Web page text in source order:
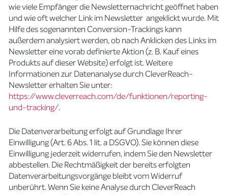
wie viele Empfänger die Newsletternachricht geöffnet haben
und wie oft welcher Link im Newsletter angeklickt wurde. Mit
Hilfe des sogenannten Conversion-Trackings kann
außerdem analysiert werden, ob nach Anklicken des Links im
Newsletter eine vorab definierte Aktion (z. B. Kauf eines
Produkts auf dieser Website) erfolgt ist. Weitere
Informationen zur Datenanalyse durch CleverReach-
Newsletter erhalten Sie unter:
https://www.cleverreach.com/de/funktionen/reporting-
und-tracking/.
Die Datenverarbeitung erfolgt auf Grundlage Ihrer
Einwilligung (Art. 6 Abs. 1 lit. a DSGVO). Sie können diese
Einwilligung jederzeit widerrufen, indem Sie den Newsletter
abbestellen. Die Rechtmäßigkeit der bereits erfolgten
Datenverarbeitungsvorgänge bleibt vom Widerruf
unberührt. Wenn Sie keine Analyse durch CleverReach